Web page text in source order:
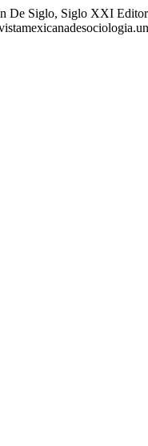
De Siglo, Siglo XXI